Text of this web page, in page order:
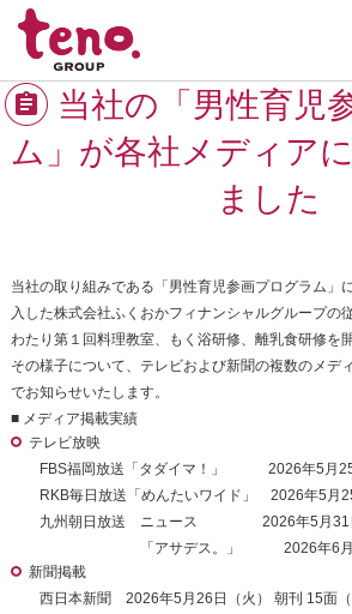
当社の「男性育児
ム」が各社メディア
ました
当社の取り組みである「男性育児参画プログラム」
入した株式会社ふくおかフィナンシャルグループの
わたり第１回料理教室、もく浴研修、離乳食研修を
その様子について、テレビおよび新聞の複数のメデ
でお知らせいたします。
■ メディア掲載実績
テレビ放映
FBS福岡放送「タダイマ！」 2026年5月25
RKB毎日放送「めんたいワイド」 2026年5月
九州朝日放送 ニュース 2026年5月31日
「アサデス。」 2026年6月１日
新聞掲載
西日本新聞 2026年5月26日（火） 朝刊 15面（